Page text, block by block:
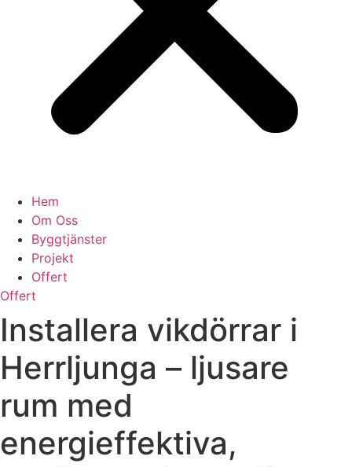
Hem
Om Oss
Byggtjänster
Projekt
Offert
Offert
Installera vikdörrar i
Herrljunga – ljusare
rum med
energieffektiva,